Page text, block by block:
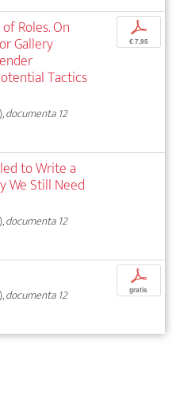
Roles. On
Gallery
Tactics
documenta 12
p
€ 7,95
to Write a
We Still Need
documenta 12
documenta 12
p
gratis